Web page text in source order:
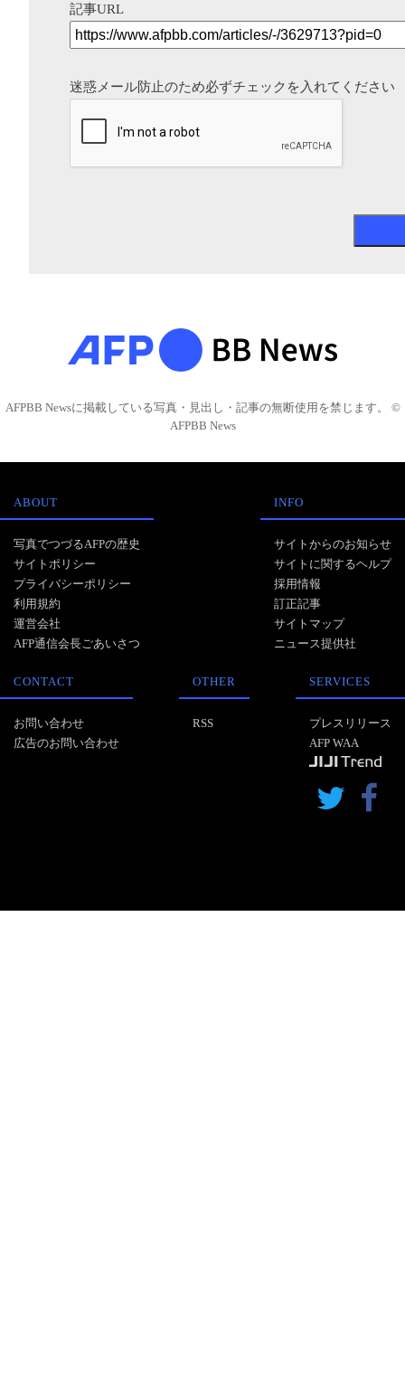
記事URL
迷惑メール防止のため必ずチェックを入れてください
AFPBB Newsに掲載している写真・見出し・記事の無断使用を禁じます。 ©
AFPBB News
ABOUT
写真でつづるAFPの歴史
サイトポリシー
プライバシーポリシー
利用規約
運営会社
AFP通信会長ごあいさつ
INFO
サイトからのお知らせ
サイトに関するヘルプ
採用情報
訂正記事
サイトマップ
ニュース提供社
CONTACT
お問い合わせ
広告のお問い合わせ
OTHER
RSS
SERVICES
プレスリリース
AFP WAA